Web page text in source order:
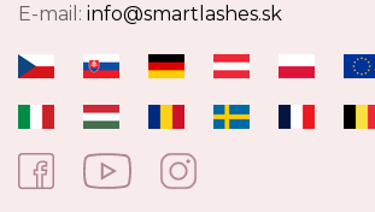
E-mail: info@smartlashes.sk